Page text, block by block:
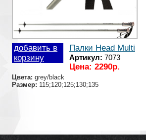
добавить в
корзину
Палки Head Multi
Артикул: 7073
Цена: 2290р.
Цвета: grey/black
Размер: 115;120;125;130;135